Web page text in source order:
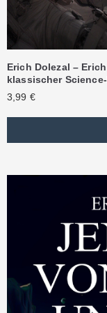
Erich Dolezal –
klassischer
3,99 €